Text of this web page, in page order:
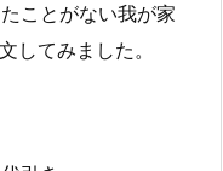
ことがない我が家
してみました。